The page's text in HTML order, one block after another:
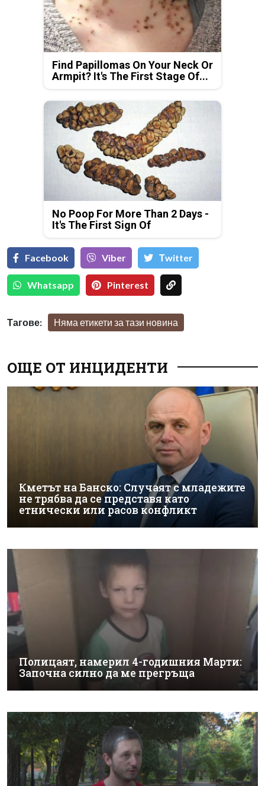
Find Papillomas On Your Neck Or
Armpit? It's The First Stage Of...
No Poop For More Than 2 Days -
It's The First Sign Of
Facebook Viber Тwitter
Whatsapp Pinterest
Тагове: Няма етикети за тази новина
ОЩЕ ОТ ИНЦИДЕНТИ
Кметът на Банско: Случаят с младежите
не трябва да се представя като
етнически или расов конфликт
Полицаят, намерил 4-годишния Марти:
Започна силно да ме прегръща